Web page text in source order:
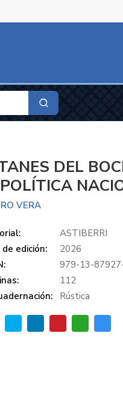
DEL
VERA
ASTIBERRI
edición:
2026
979-13-
112
Rústica